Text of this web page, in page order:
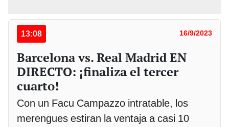
13:08 16/9/2023
Barcelona vs. Real Madrid EN
DIRECTO: ¡finaliza el tercer
cuarto!
Con un Facu Campazzo intratable, los
merengues estiran la ventaja a casi 10